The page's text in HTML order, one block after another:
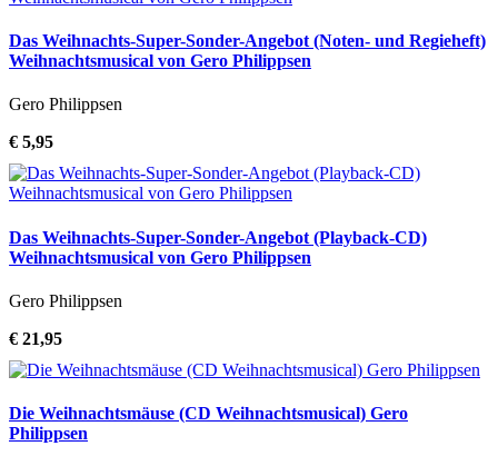
Das Weihnachts-Super-Sonder-Angebot (Noten- und Regieheft)
Weihnachtsmusical von Gero Philippsen
Gero Philippsen
€ 5,95
Das Weihnachts-Super-Sonder-Angebot (Playback-CD)
Weihnachtsmusical von Gero Philippsen
Gero Philippsen
€ 21,95
Die Weihnachtsmäuse (CD Weihnachtsmusical) Gero
Philippsen